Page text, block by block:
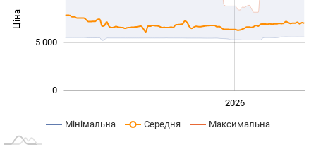
Ціна
0
5 000
2026
Мінімальна Середня Максимальна